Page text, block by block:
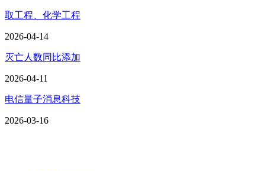
取工程、化学工程
2026-04-14
灭亡人数同比添加
2026-04-11
电信量子消息科技
2026-03-16